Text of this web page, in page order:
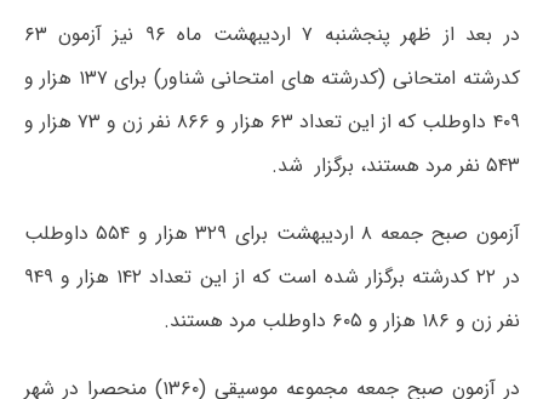
در بعد از ظهر پنجشنبه ۷ اردیبهشت ماه ۹۶ نیز آزمون ۶۳
کدرشته امتحانی (کدرشته های امتحانی شناور) برای ۱۳۷ هزار و
۴۰۹ داوطلب که از این تعداد ۶۳ هزار و ۸۶۶ نفر زن و ۷۳ هزار و
۵۴۳ نفر مرد هستند، برگزار شد.
آزمون صبح جمعه ۸ اردیبهشت برای ۳۲۹ هزار و ۵۵۴ داوطلب
در ۲۲ کدرشته برگزار شده است که از این تعداد ۱۴۲ هزار و ۹۴۹
نفر زن و ۱۸۶ هزار و ۶۰۵ داوطلب مرد هستند.
در آزمون صبح جمعه مجموعه موسیقی (۱۳۶۰) منحصرا در شهر